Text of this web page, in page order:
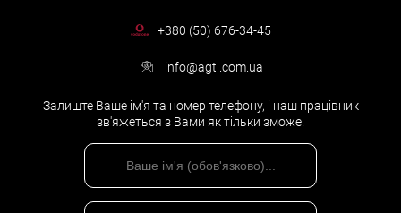
ПРИВАТИЗАЦІЯ ЗЕМЛІ
Порядок приватизації землі варіюється в залежності від того,
чи є земля в користування громадянина на момент
1. Громадянин є власником багатоквартирного будинку,
побудованого на земельній ділянці, виділеній під будівництво
за радянських часів. В даному випадку не має значення, чи є
+380 (50) 676-34-45
info@agtl.com.ua
Залиште Ваше ім'я та номер телефону, і наш працівник
зв'яжеться з Вами як тільки зможе.